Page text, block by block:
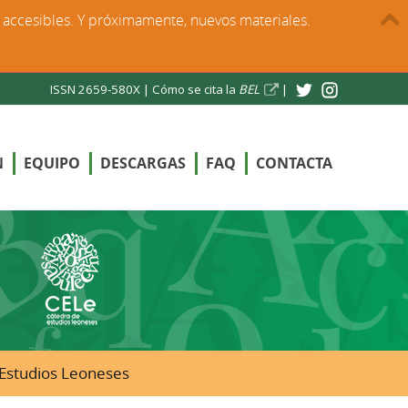
ISSN 2659-580X | Cómo se cita la BEL |
EQUIPO DESCARGAS FAQ CONTACTA
Leoneses
Y próximamente, nuevos materiales.